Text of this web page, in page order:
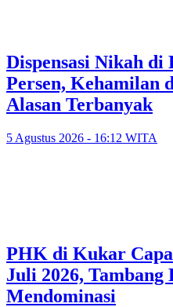
Dispensasi Nikah
Persen, Kehamilan
Alasan Terbanyak
5 Agustus 2026 - 16:12 WITA
PHK di Kukar
Juli 2026, Tambang
Mendominasi